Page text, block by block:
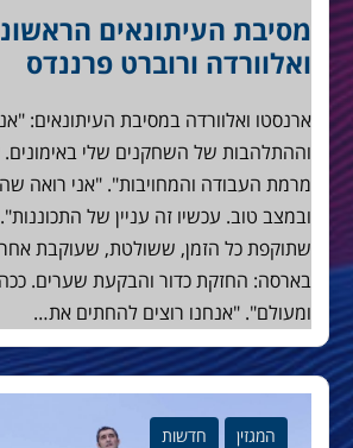
מסיבת העיתונאים
ואלוורדה ורוברט פרננדס
ארנסטו ואלוורדה במסיבת העיתונאים:
וההתלהבות של השחקנים שלי
מרמת העבודה והמחויבות". "אני רואה
ובמצב טוב. עכשיו זה עניין של
שתוקפת כל הזמן, ששולטת, שעוקבת אחר
בארסה: החזקת כדור והבקעת שערים.
ומעולם". "אנחנו רוצים להחתים את…
המגזין חדשות